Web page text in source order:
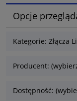
Opcje
Kategorie: Złącza
Producent:
Dostępność: